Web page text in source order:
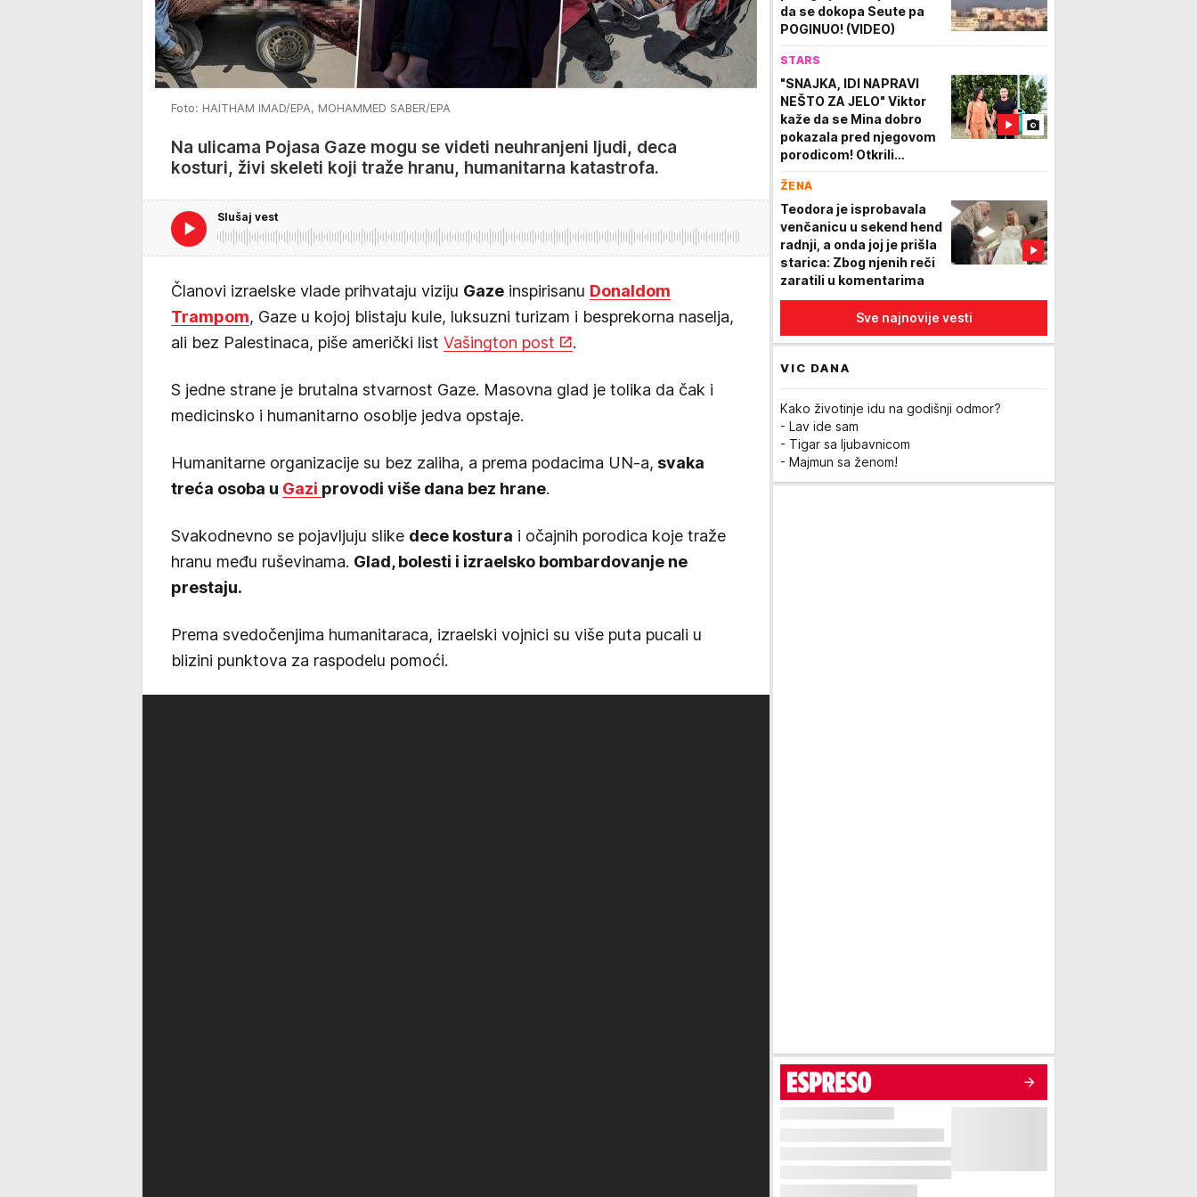
Foto: HAITHAM IMAD/EPA, MOHAMMED SABER/EPA
Na ulicama Pojasa Gaze mogu se videti neuhranjeni ljudi, deca
kosturi, živi skeleti koji traže hranu, humanitarna katastrofa.
Slušaj vest
Članovi izraelske vlade prihvataju viziju Gaze inspirisanu Donaldom
Trampom, Gaze u kojoj blistaju kule, luksuzni turizam i besprekorna naselja,
ali bez Palestinaca, piše američki list Vašington post .
S jedne strane je brutalna stvarnost Gaze. Masovna glad je tolika da čak i
medicinsko i humanitarno osoblje jedva opstaje.
Humanitarne organizacije su bez zaliha, a prema podacima UN-a, svaka
treća osoba u Gazi provodi više dana bez hrane.
Svakodnevno se pojavljuju slike dece kostura i očajnih porodica koje traže
hranu među ruševinama. Glad, bolesti i izraelsko bombardovanje ne
prestaju.
Prema svedočenjima humanitaraca, izraelski vojnici su više puta pucali u
blizini punktova za raspodelu pomoći.
da se dokopa Seute pa
POGINUO! (VIDEO)
STARS
"SNAJKA, IDI NAPRAVI
NEŠTO ZA JELO" Viktor
kaže da se Mina dobro
pokazala pred njegovom
porodicom! Otkrili
životu
ŽENA
Teodora je isprobavala
venčanicu u sekend hend
radnji, a onda joj je prišla
starica: Zbog njenih reči
zaratili u komentarima
Sve najnovije vesti
VIC DANA
Kako životinje idu na godišnji odmor?
- Lav ide sam
- Tigar sa ljubavnicom
- Majmun sa ženom!